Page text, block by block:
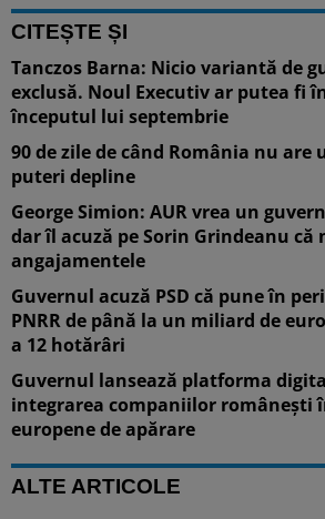
CITEȘTE ȘI
Tanczos Barna: Nicio variantă de
exclusă. Noul Executiv ar putea fi
începutul lui septembrie
90 de zile de când România nu are
puteri depline
George Simion: AUR vrea un
dar îl acuză pe Sorin Grindeanu că
angajamentele
Guvernul acuză PSD că pune în
PNRR de până la un miliard de
a 12 hotărâri
Guvernul lansează platforma
integrarea companiilor românești
europene de apărare
ALTE ARTICOLE